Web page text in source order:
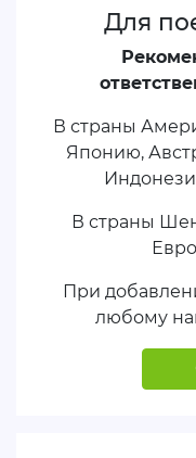
Для
В страны
Японию,
В страны
При
любому